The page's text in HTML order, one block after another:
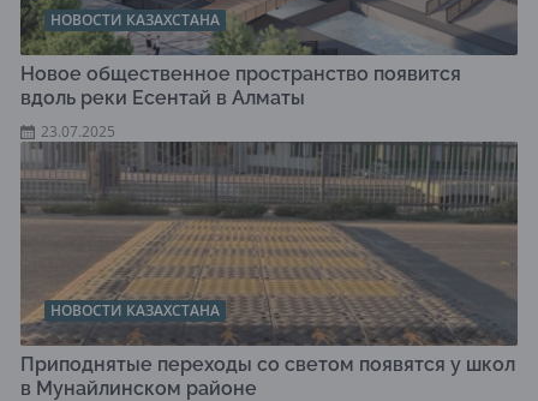
НОВОСТИ КАЗАХСТАНА
Новое общественное пространство появится
вдоль реки Есентай в Алматы
23.07.2025
НОВОСТИ КАЗАХСТАНА
Приподнятые переходы со светом появятся у школ
в Мунайлинском районе